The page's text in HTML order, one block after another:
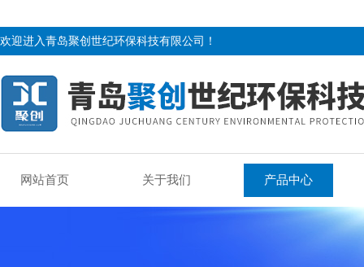
欢迎进入青岛聚创世纪环保科技有限公司！
网站首页 关于我们 产品中心